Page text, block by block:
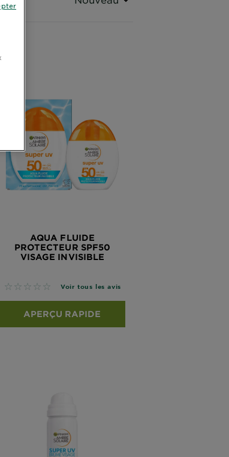
AQUA FLUIDE
PROTECTEUR SPF50
VISAGE INVISIBLE
No reviews Voir tous les avis
APERÇU RAPIDE